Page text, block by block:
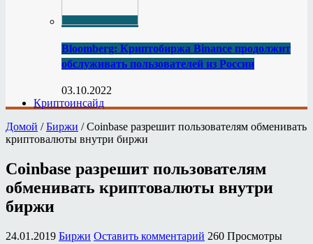
Bloomberg: Криптобиржа Binance продолжит
обслуживать пользователей из России
03.10.2022
Криптоинсайд
Домой / Биржи / Coinbase разрешит пользователям обменивать
криптовалюты внутри биржи
Coinbase разрешит пользователям
обменивать криптовалюты внутри
биржи
24.01.2019 Биржи Оставить комментарий 260 Просмотры